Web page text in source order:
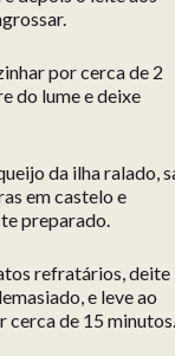
por cerca de 2
do lume e deixe
da ilha ralado,
em castelo e
preparado.
refratários, deite
e leve ao
cerca de 15 minutos.